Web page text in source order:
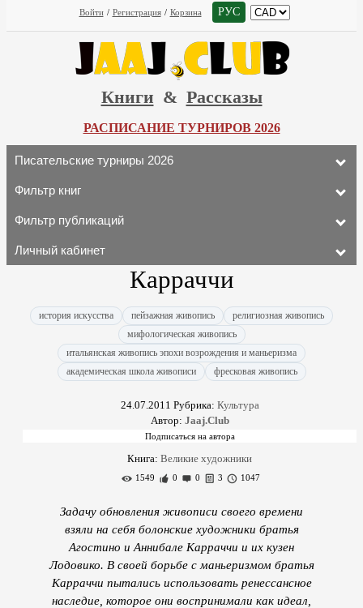
Войти / Регистрация / Корзина РУС
Книги & Рассказы
РАСПИСАНИЕ ТУРНИРОВ 2026
Писательские турниры 2026
Фильтр книг
Фильтр публикаций
Личный кабинет
Карраччи
история искусства пейзажная живопись
религиозная живопись
мифологическая живопись
итальянская живопись эпохи возрождения и маньеризма
академическая школа живописи
фресковая живопись
24.07.2011 Рубрика: Культура
Автор: Jaaj.Club
Книга: Великие художники
1549 0 0 3 1047
Задачу обновления живописи своего времени
взяли на себя болонские художники братья
Агостино и Аннибале Карраччи и их кузен
Лодовико. В своей борьбе с маньеризмом братья
Карраччи пытались использовать ренессансное
наследие, которое они воспринимали как идеал,